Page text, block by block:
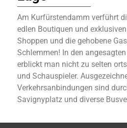
Am Kurfürstendamm verführt
edlen Boutiquen und
Shoppen und die gehobene
Schlemmen! In den
erblickt man nicht zu selten
und Schauspieler.
Verkehrsanbindungen sind
Savignyplatz und diverse